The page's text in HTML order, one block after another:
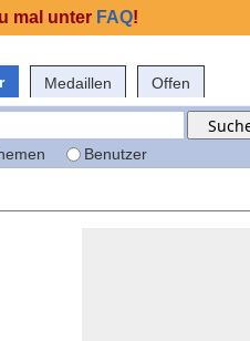
Medaillen Offen
Benutzer
mal unter FAQ!